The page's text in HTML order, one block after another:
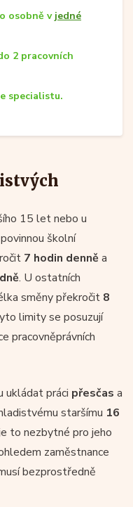
osobně v jedné
2 pracovních
specialistu.
15 let nebo u
školní
7 hodin denně a
. U ostatních
směny překročit 8
limity se posuzují
pracovněprávních
ukládat práci přesčas a
staršímu 16
to nezbytné pro jeho
zaměstnance
bezprostředně